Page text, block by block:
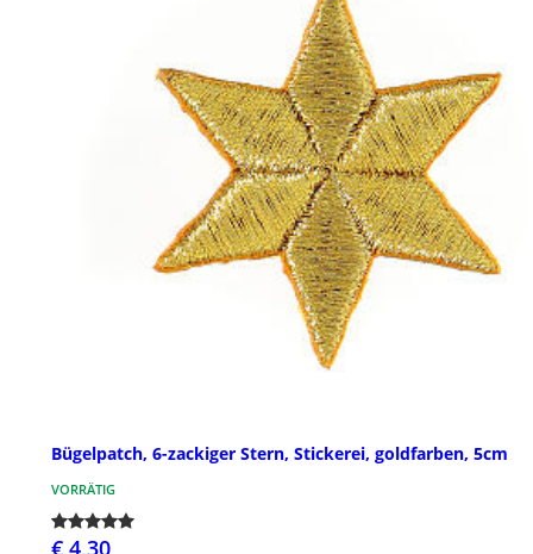
Bügelpatch, 6-zackiger Stern, Stickerei, goldfarben, 5cm
VORRÄTIG
€ 4,30